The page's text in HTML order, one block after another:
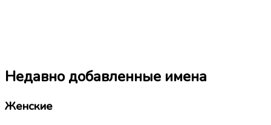
Недавно добавленные имена
Женские